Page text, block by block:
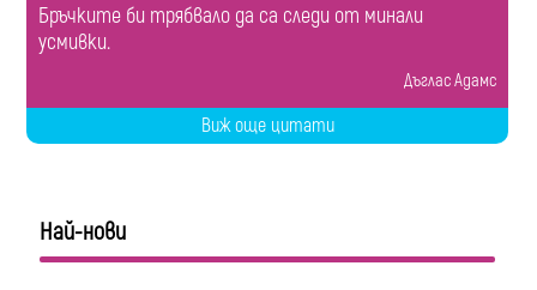
Бръчките би трябвало да са следи от минали
усмивки.
Дъглас Адамс
Виж още цитати
Най-нови